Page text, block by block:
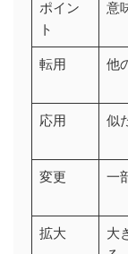
ポイン
ト
意
転用 他
応用 似
変更 一
拡大
大